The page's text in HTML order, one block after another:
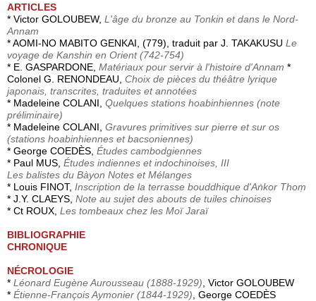
ARTICLES
* Victor GOLOUBEW, L'âge du bronze au Tonkin et dans le Nord-
Annam
* AOMI-NO MABITO GENKAI, (779), traduit par J. TAKAKUSU Le
voyage de Kanshin en Orient (742-754)
* E. GASPARDONE, Matériaux pour servir à l'histoire d'Annam *
Colonel G. RENONDEAU, Choix de pièces du théâtre lyrique
japonais, transcrites, traduites et annotées
* Madeleine COLANI, Quelques stations hoabinhiennes (note
préliminaire)
* Madeleine COLANI, Gravures primitives sur pierre et sur os
(stations hoabinhiennes et bacsoniennes)
* George COEDÈS, Études cambodgiennes
* Paul MUS, Études indiennes et indochinoises, III
Les balistes du Bàyon Notes et Mélanges
* Louis FINOT, Inscription de la terrasse bouddhique d'Aṅkor Thoṃ
* J.Y. CLAEYS, Note au sujet des abouts de tuiles chinoises
* Ct ROUX, Les tombeaux chez les Moï Jaraï
BIBLIOGRAPHIE
CHRONIQUE
NÉCROLOGIE
* Léonard Eugène Aurousseau (1888-1929) , Victor GOLOUBEW
* Étienne-François Aymonier (1844-1929) , George COEDÈS